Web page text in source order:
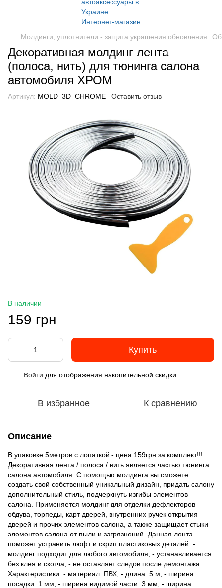
Молдинги, уплотнители - защита украшения обновления
Декоративная молдинг лента
(полоса, нить) для тюнинга салона
автомобиля ХРОМ
Артикул: MOLD_3D_CHROME Оставить отзыв
В наличии
159 грн
Купить
Войти для отображения накопительной скидки
В избранное К сравнению
Описание
В упаковке 5метров с лопаткой - цена 159грн за комплект!!!
Декоративная лента / полоса / нить является частью тюнинга
салона автомобиля. С помощью молдинга вы сможете
создать свой собственный уникальный дизайн, придать салону
дополнительный стиль, подчеркнуть изгибы элементов
салона. Применяется молдинг для отделки дефлекторов
обдува, торпеды, карт дверей, внутренних ручек открытия
дверей и прочих элементов салона, а также защищает стыки
элементов салона от пыли и загрязнений. Данная лента
поможет устранить люфт и скрип пластиковых деталей. -
молдинг подходит для любого автомобиля; - устанавливается
без клея и скотча; - не оставляет следов после демонтажа.
Характеристики: - материал: ПВХ; - длина: 5 м; - ширина
посадки: 1 мм; - ширина видимой части: 3 мм; - ширина